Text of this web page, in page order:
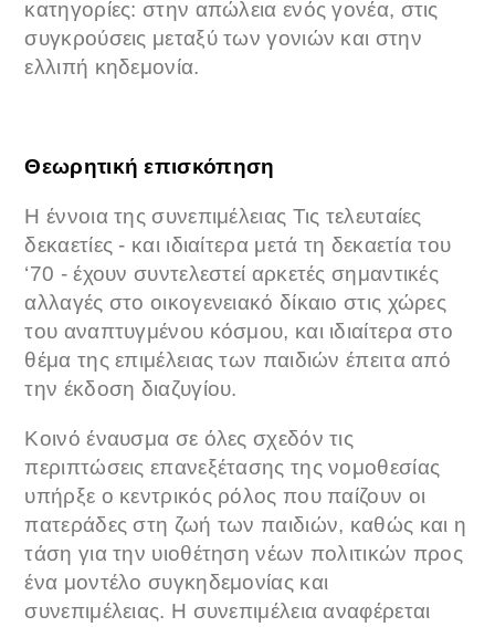
κατηγορίες: στην απώλεια ενός γονέα, στις
συγκρούσεις μεταξύ των γονιών και στην
ελλιπή κηδεμονία.
Θεωρητική επισκόπηση
Η έννοια της συνεπιμέλειας Τις τελευταίες
δεκαετίες - και ιδιαίτερα μετά τη δεκαετία του
‘70 - έχουν συντελεστεί αρκετές σημαντικές
αλλαγές στο οικογενειακό δίκαιο στις χώρες
του αναπτυγμένου κόσμου, και ιδιαίτερα στο
θέμα της επιμέλειας των παιδιών έπειτα από
την έκδοση διαζυγίου.
Κοινό έναυσμα σε όλες σχεδόν τις
περιπτώσεις επανεξέτασης της νομοθεσίας
υπήρξε ο κεντρικός ρόλος που παίζουν οι
πατεράδες στη ζωή των παιδιών, καθώς και η
τάση για την υιοθέτηση νέων πολιτικών προς
ένα μοντέλο συγκηδεμονίας και
συνεπιμέλειας. Η συνεπιμέλεια αναφέρεται